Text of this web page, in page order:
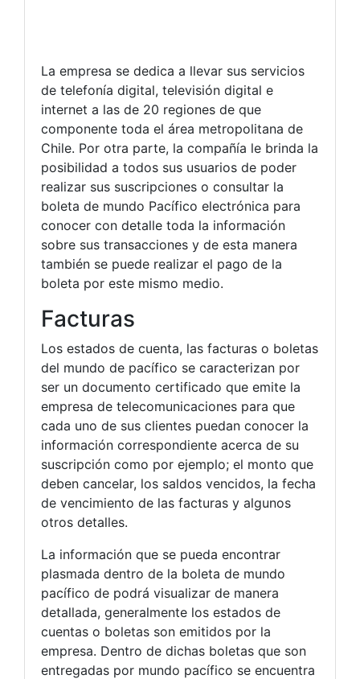
La empresa se dedica a llevar sus servicios
de telefonía digital, televisión digital e
internet a las de 20 regiones de que
componente toda el área metropolitana de
Chile. Por otra parte, la compañía le brinda la
posibilidad a todos sus usuarios de poder
realizar sus suscripciones o consultar la
boleta de mundo Pacífico electrónica para
conocer con detalle toda la información
sobre sus transacciones y de esta manera
también se puede realizar el pago de la
boleta por este mismo medio.
Facturas
Los estados de cuenta, las facturas o boletas
del mundo de pacífico se caracterizan por
ser un documento certificado que emite la
empresa de telecomunicaciones para que
cada uno de sus clientes puedan conocer la
información correspondiente acerca de su
suscripción como por ejemplo; el monto que
deben cancelar, los saldos vencidos, la fecha
de vencimiento de las facturas y algunos
otros detalles.
La información que se pueda encontrar
plasmada dentro de la boleta de mundo
pacífico de podrá visualizar de manera
detallada, generalmente los estados de
cuentas o boletas son emitidos por la
empresa. Dentro de dichas boletas que son
entregadas por mundo pacífico se encuentra